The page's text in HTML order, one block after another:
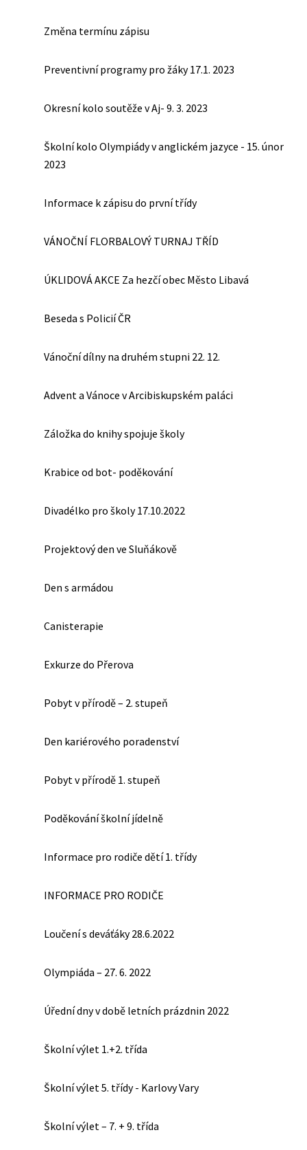
Změna termínu zápisu
Preventivní programy pro žáky 17.1. 2023
Okresní kolo soutěže v Aj- 9. 3. 2023
Školní kolo Olympiády v anglickém jazyce - 15. únor
2023
Informace k zápisu do první třídy
VÁNOČNÍ FLORBALOVÝ TURNAJ TŘÍD
ÚKLIDOVÁ AKCE Za hezčí obec Město Libavá
Beseda s Policií ČR
Vánoční dílny na druhém stupni 22. 12.
Advent a Vánoce v Arcibiskupském paláci
Záložka do knihy spojuje školy
Krabice od bot- poděkování
Divadélko pro školy 17.10.2022
Projektový den ve Sluňákově
Den s armádou
Canisterapie
Exkurze do Přerova
Pobyt v přírodě – 2. stupeň
Den kariérového poradenství
Pobyt v přírodě 1. stupeň
Poděkování školní jídelně
Informace pro rodiče dětí 1. třídy
INFORMACE PRO RODIČE
Loučení s deváťáky 28.6.2022
Olympiáda – 27. 6. 2022
Úřední dny v době letních prázdnin 2022
Školní výlet 1.+2. třída
Školní výlet 5. třídy - Karlovy Vary
Školní výlet – 7. + 9. třída